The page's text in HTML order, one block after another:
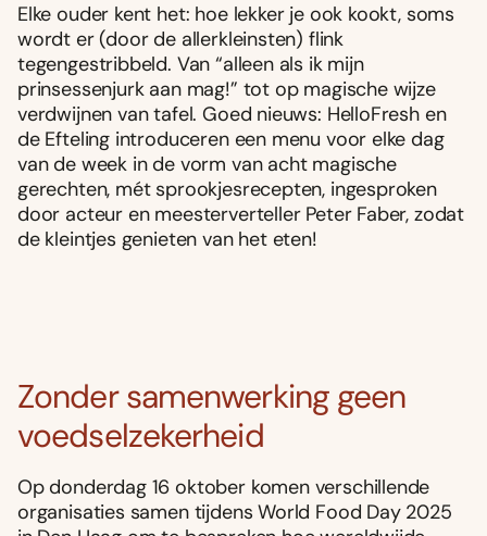
Elke ouder kent het: hoe lekker je ook kookt, soms
wordt er (door de allerkleinsten) flink
tegengestribbeld. Van “alleen als ik mijn
prinsessenjurk aan mag!” tot op magische wijze
verdwijnen van tafel. Goed nieuws: HelloFresh en
de Efteling introduceren een menu voor elke dag
van de week in de vorm van acht magische
gerechten, mét sprookjesrecepten, ingesproken
door acteur en meesterverteller Peter Faber, zodat
de kleintjes genieten van het eten!
Zonder samenwerking geen
voedselzekerheid
Op donderdag 16 oktober komen verschillende
organisaties samen tijdens World Food Day 2025